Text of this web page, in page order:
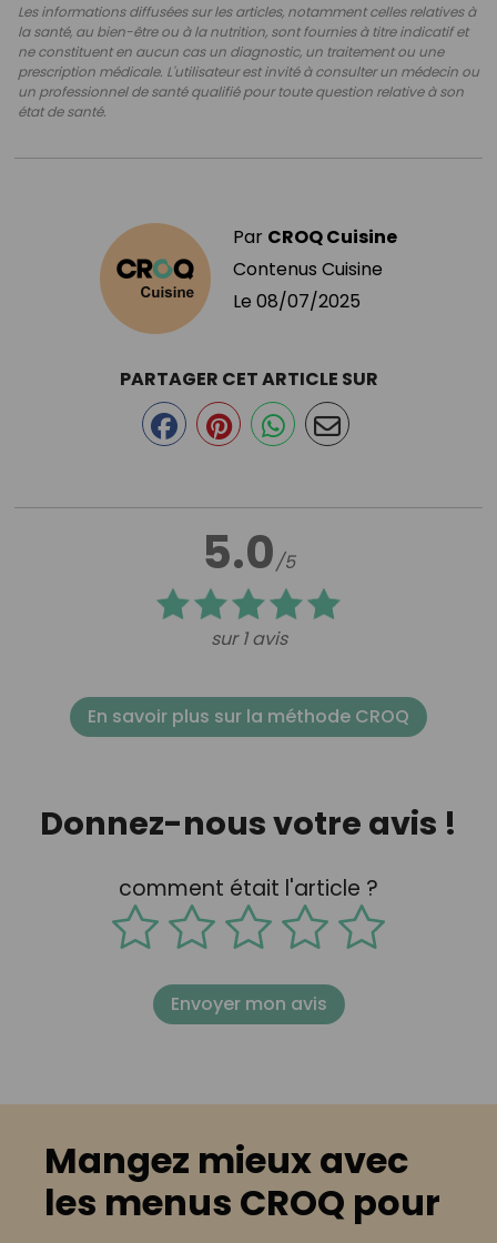
Les informations diffusées sur les articles, notamment celles relatives à
la santé, au bien-être ou à la nutrition, sont fournies à titre indicatif et
ne constituent en aucun cas un diagnostic, un traitement ou une
prescription médicale. L'utilisateur est invité à consulter un médecin ou
un professionnel de santé qualifié pour toute question relative à son
état de santé.
Par CROQ Cuisine
Contenus Cuisine
Le 08/07/2025
5.0/5
sur 1 avis
PARTAGER CET ARTICLE SUR
En savoir plus sur la méthode CROQ
Donnez-nous votre avis !
comment était l'article ?
Envoyer mon avis
Mangez mieux avec
les menus CROQ pour